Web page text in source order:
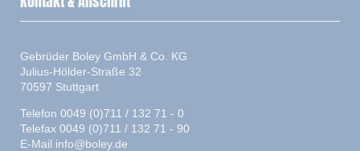
Gebrüder Boley GmbH & Co. KG
Julius-Hölder-Straße 32
70597 Stuttgart
Telefon 0049 (0)711 / 132 71 - 0
Telefax 0049 (0)711 / 132 71 - 90
E-Mail info@boley.de